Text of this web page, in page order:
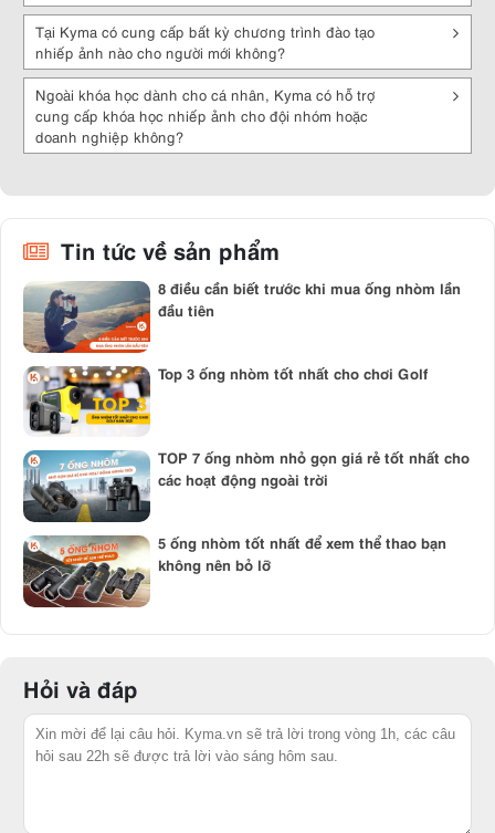
Kích thước và trọng lượng: Bạn nên chọn ống nhòm có kích thước và
trọng lượng phù hợp với nhu cầu sử dụng và khả năng mang theo
của mình. Nếu bạn muốn sử dụng khi đi du lịch hay đi bộ đường dài
thì nên chọn ống nhòm nhẹ và nhỏ gọn để dễ dàng mang theo.
Độ sáng : Độ sáng của ống nhòm ảnh hưởng đến chất lượng hình
ảnh. Bạn nên chọn ống nhòm có độ sáng cao để quan sát được các
đối tượng trong điều kiện ánh sáng yếu như vào buổi tối hoặc trong
Giá cả
: Giá cả của ống nhòm khác nhau tùy thuộc vào chất lượng và
tính năng. Bạn nên chọn ống nhòm có giá cả phù hợp với nhu cầu sử
dụng và khả năng tài chính của mình.
Thương hiệu: Bạn nên chọn ống nhòm của các thương hiệu uy tín
nhưNikon, Steiner, Bushnell, Pentax hay Konus để đảm bảo chất
lượng và bảo hành sau khi mua.
Với sự tiến bộ của công nghệ, ống nhòm ngày càng được cải tiến và
phát triển với nhiều tính năng mới giúp cho việc sử dụng ống nhòm
trở nên thuận tiện và hiệu quả hơn. Bạn có thể tham khảo thông tin
chi tiết, thông số kỹ thuật của các sản phẩm ống nhòm tốt nhất hiện
nay tại website Kyma.vn.
Tại Kyma có cung cấp bất kỳ chương trình đào tạo
nhiếp ảnh nào cho người mới không?
Ngoài khóa học dành cho cá nhân, Kyma có hỗ trợ
cung cấp khóa học nhiếp ảnh cho đội nhóm hoặc
doanh nghiệp không?
Tin tức về sản phẩm
8 điều cần biết trước khi mua ống nhòm lần
đầu tiên
Top 3 ống nhòm tốt nhất cho chơi Golf
TOP 7 ống nhòm nhỏ gọn giá rẻ tốt nhất cho
các hoạt động ngoài trời
5 ống nhòm tốt nhất để xem thể thao bạn
không nên bỏ lỡ
Hỏi và đáp